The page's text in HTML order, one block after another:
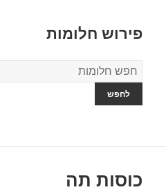
פירוש חלומות
מילון
החלומות
כוסות תה